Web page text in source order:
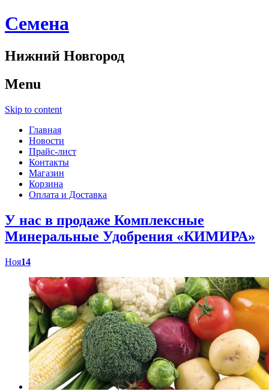
Cемена
Нижний Новгород
Menu
Skip to content
Главная
Новости
Прайс-лист
Контакты
Магазин
Корзина
Оплата и Доставка
У нас в продаже Комплексные
Минеральные Удобрения «КИМИРА»
Ноя14